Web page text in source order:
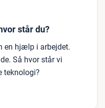
står du?
en hjælp i arbejdet.
Så hvor står vi
teknologi?